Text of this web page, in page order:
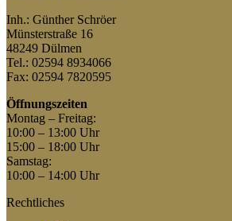
Inh.: Günther Schröer
Münsterstraße 16
48249 Dülmen
Tel.: 02594 8934066
Fax: 02594 7820595
Öffnungszeiten
Montag – Freitag:
10:00 – 13:00 Uhr
15:00 – 18:00 Uhr
Samstag:
10:00 – 14:00 Uhr
Rechtliches